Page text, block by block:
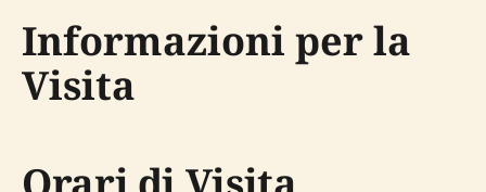
Informazioni per la
Visita